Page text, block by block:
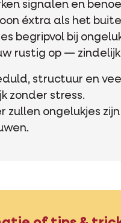
signalen en
éxtra als het
begripvol bij
rustig op —
structuur en
zonder stress.
zullen ongelukjes